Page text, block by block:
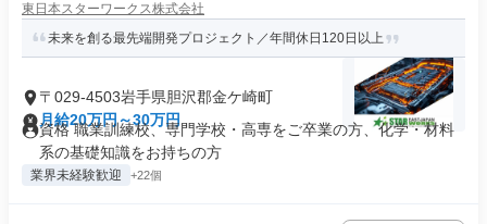
東日本スターワークス株式会社
未来を創る最先端開発プロジェクト／年間休日120日以上
〒029-4503岩手県胆沢郡金ケ崎町
月給20万円～30万円
資格 職業訓練校、専門学校・高専をご卒業の方、化学・材料
系の基礎知識をお持ちの方
業界未経験歓迎 +22個